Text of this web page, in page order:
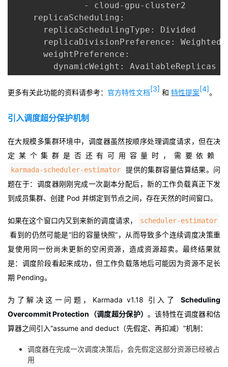
              - cloud-gpu-cluster2
    replicaScheduling:
      replicaSchedulingType: Divided
      replicaDivisionPreference: Weighted
      weightPreference:
        dynamicWeight: AvailableReplicas
更多有关此功能的资料请参考： 官方特性文档[3] 和 特性提案[4]。
引入调度超分保护机制
在大规模多集群环境中，调度器虽然按顺序处理调度请求，但在决
定某个集群是否还有可用容量时，需要依赖
karmada-scheduler-estimator 提供的集群容量估算结果。问
题在于：调度器刚刚完成一次副本分配后，新的工作负载真正下发
到成员集群、创建 Pod 并绑定到节点之间，存在天然的时间窗口。
如果在这个窗口内又到来新的调度请求， scheduler-estimator
看到的仍然可能是“旧的容量快照”，从而导致多个连续调度决策重
复使用同一份尚未更新的空闲资源，造成资源超卖。最终结果就
是：调度阶段看起来成功，但工作负载落地后可能因为资源不足长
期 Pending。
为了解决这一问题，Karmada v1.18 引入了 Scheduling
Overcommit Protection（调度超分保护）。该特性在调度器和估
算器之间引入“assume and deduct（先假定、再扣减）”机制：
调度器在完成一次调度决策后，会先假定这部分资源已经被占
用